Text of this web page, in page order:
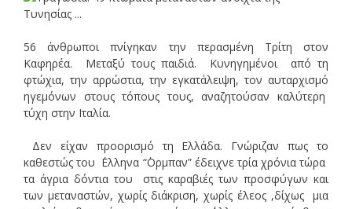
56 άνθρωποι πνίγηκαν την περασμένη Τρίτη στον
Καφηρέα. Μεταξύ τους παιδιά. Κυνηγημένοι από τη
φτώχια, την αρρώστια, την εγκατάλειψη, τον αυταρχισμό
ηγεμόνων στους τόπους τους, αναζητούσαν καλύτερη
τύχη στην Ιταλία.
Δεν είχαν προορισμό τη Ελλάδα. Γνώριζαν πως το
καθεστώς του ΄Ελληνα “΄Ορμπαν” έδειχνε τρία χρόνια τώρα
τα άγρια δόντια του στις καραβιές των προσφύγων και
των μεταναστών, χωρίς διάκριση, χωρίς έλεος ,δίχως μια